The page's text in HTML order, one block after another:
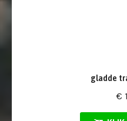
gladde
€